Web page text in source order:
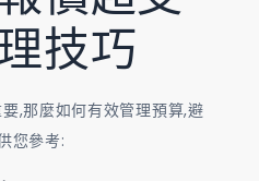
技巧
,那麼如何有效管理預算,避
您參考: